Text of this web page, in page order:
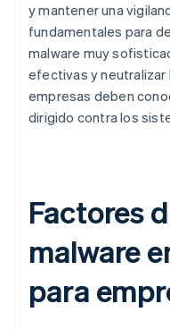
y mantener una
fundamentales para
malware muy
efectivas y neutralizar
empresas deben
dirigido contra los
Factores
malware
para